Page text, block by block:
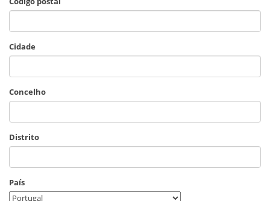
Cidade
Concelho
Distrito
País